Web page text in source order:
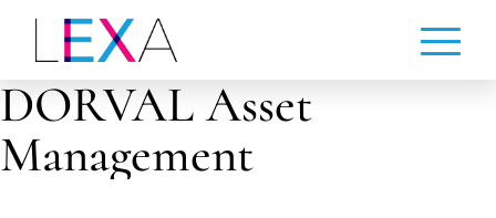
contenu
principal
DORVAL Asset
Management